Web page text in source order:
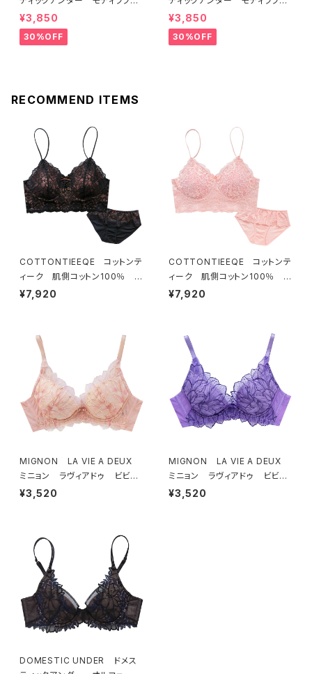
ール ブラジャー（レモネード）
D2255 送料無料
¥3,850
30%OFF
ール ブラジャー（ブルー）D22
55
¥3,850
30%OFF
RECOMMEND ITEMS
COTTONTIEEQE コットンテ
ィーク 肌側コットン100％ ソ
フトブラ ＆ ショーツセット（ブラ
¥7,920
COTTONTIEEQE コットンテ
ィーク 肌側コットン100％ ソ
フトブラ ＆ ショーツセット（ピー
¥7,920
MIGNON LA VIE A DEUX
ミニョン ラヴィアドゥ ビビア
ーナ ブラジャー（ピーチ）M20
¥3,520
MIGNON LA VIE A DEUX
ミニョン ラヴィアドゥ ビビア
ーナ ブラジャー（ヴィオレッタ）
¥3,520
DOMESTIC UNDER ドメス